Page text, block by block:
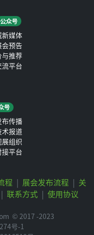
公众号
媒体
预告
推荐
平台
号
传播
术报道
组织
平台
程 | 展会发布流程 | 关
| 联系方式 | 使用协议
© 2017 -2023
号-1